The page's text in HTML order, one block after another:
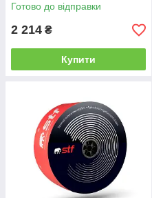
Готово до відправки
2 214 ₴
Купити